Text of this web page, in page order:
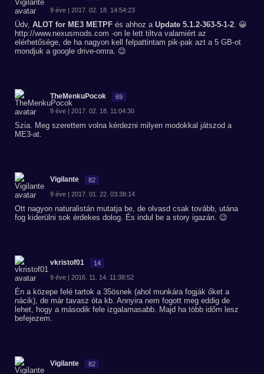
9 éve | 2017. 02. 18. 14:54:23
Üdv, ALOT for ME3 METPF és ahhoz a Update 5.1.2-363-5-1-2. 😀
http://www.nexusmods.com -on le lett tiltva valamiért az
elérhetősége, de ha nagyon kell felpattintam pik-pak azt a 5 GB-ot
mondjuk a google drive-omra. 😉
TheMenkuPocok 69
9 éve | 2017. 02. 18. 11:04:30
Szia. Meg szerettem volna kérdezni milyen modokkal játszod a
ME3-at.
Vigilante 82
9 éve | 2017. 01. 22. 03:38:14
Ott nagyon naturalistán mutatja be, de olvasd csak tovább, utána
fog kiderülni sok érdekes dolog. És indul be a story igazán. 😉
vkristof01 14
9 éve | 2016. 11. 14. 11:38:52
Én a közepe felé tartok a 35ösnek (ahol munkára fogják őket a
nácik), de már tavasz óta kb. Annyira nem fogott meg eddig de
lehet, hogy a második fele izgalamasabb. Majd ha több időm lesz
befejezem.
Vigilante 82